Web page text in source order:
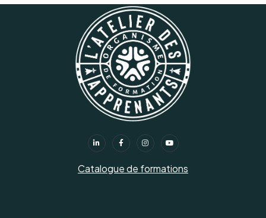
Catalogue de formations